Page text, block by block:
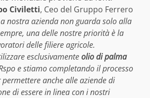
Civiletti, Ceo del Gruppo Ferrero
nostra azienda non guarda solo alla
una delle nostre priorità è la
delle filiere agricole.
esclusivamenteolio di palma
e stiamo completando il processo
permettere anche alle aziende di
di essere in linea con i nostri